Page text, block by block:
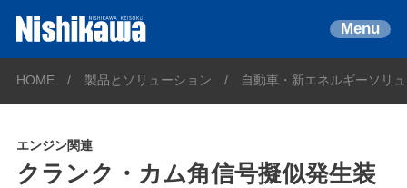
Menu
HOME 製品とソリューション 自動車・新エネルギーソリ
エンジン関連
クランク・カム角信号擬似発生装